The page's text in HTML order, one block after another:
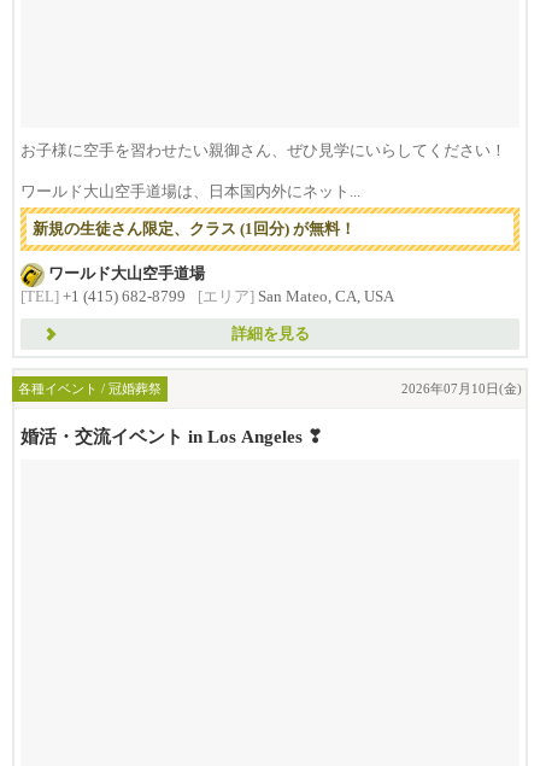
お子様に空手を習わせたい親御さん、ぜひ見学にいらしてください！
ワールド大山空手道場は、日本国内外にネット...
新規の生徒さん限定、クラス (1回分) が無料！
ワールド大山空手道場
[TEL] +1 (415) 682-8799 [エリア] San Mateo, CA, USA
詳細を見る
各種イベント / 冠婚葬祭 2026年07月10日(金)
婚活・交流イベント in Los Angeles ❣